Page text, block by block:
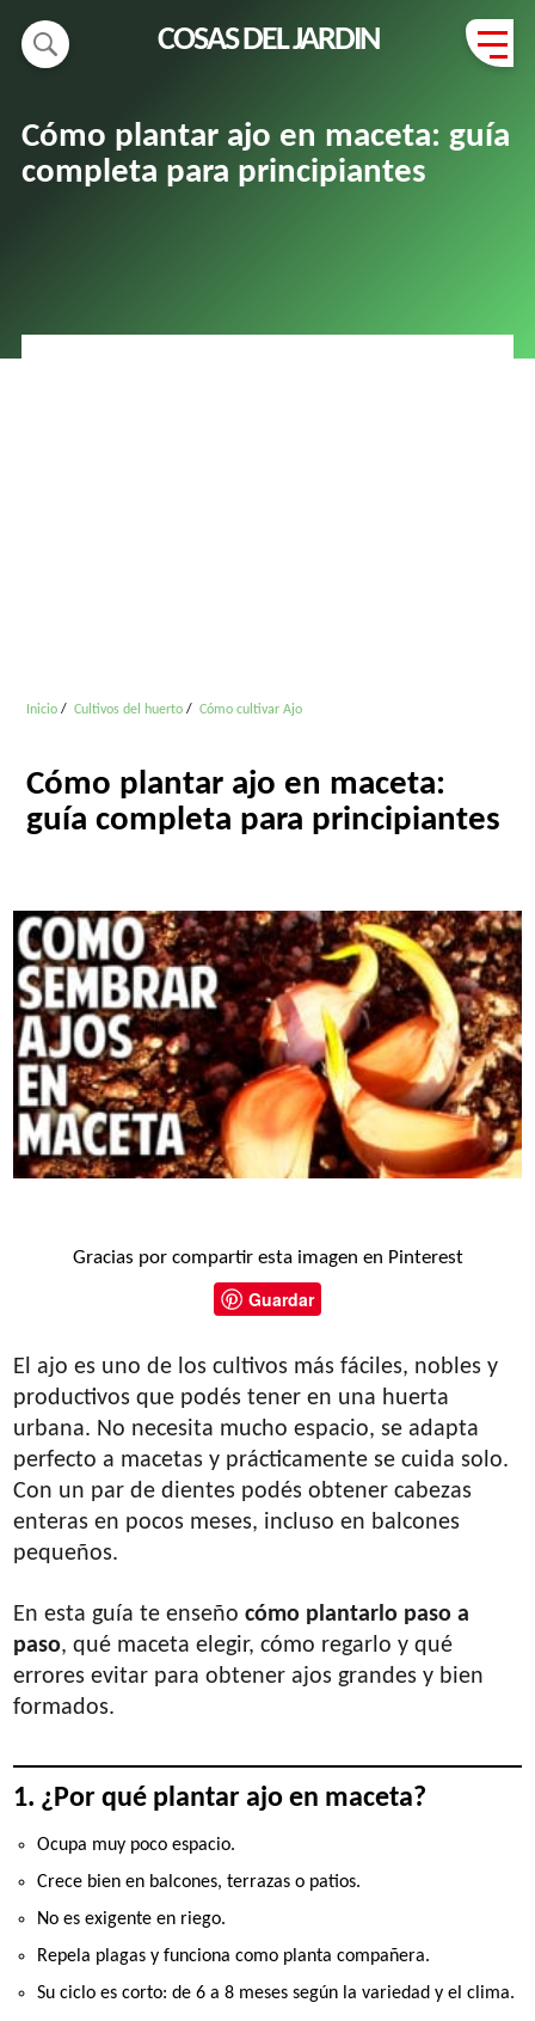
COSAS DEL JARDIN
Cómo plantar ajo en maceta: guía
completa para principiantes
Inicio Cultivos del huerto Cómo cultivar Ajo
Cómo plantar ajo en maceta:
guía completa para principiantes
Gracias por compartir esta imagen en Pinterest
Guardar
El ajo es uno de los cultivos más fáciles, nobles y
productivos que podés tener en una huerta
urbana. No necesita mucho espacio, se adapta
perfecto a macetas y prácticamente se cuida solo.
Con un par de dientes podés obtener cabezas
enteras en pocos meses, incluso en balcones
pequeños.
En esta guía te enseñocómo plantarlo paso a
paso, qué maceta elegir, cómo regarlo y qué
errores evitar para obtener ajos grandes y bien
formados.
1. ¿Por qué plantar ajo en maceta?
Ocupa muy poco espacio.
Crece bien en balcones, terrazas o patios.
No es exigente en riego.
Repela plagas y funciona como planta compañera.
Su ciclo es corto: de 6 a 8 meses según la variedad y el clima.